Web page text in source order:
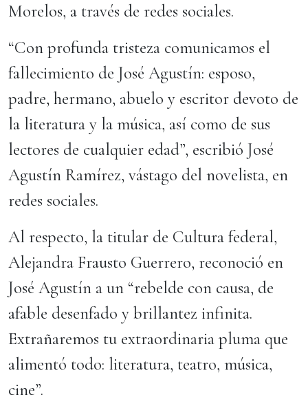
Morelos, a través de redes sociales.
“Con profunda tristeza comunicamos el
fallecimiento de José Agustín: esposo,
padre, hermano, abuelo y escritor devoto de
la literatura y la música, así como de sus
lectores de cualquier edad”, escribió José
Agustín Ramírez, vástago del novelista, en
redes sociales.
Al respecto, la titular de Cultura federal,
Alejandra Frausto Guerrero, reconoció en
José Agustín a un “rebelde con causa, de
afable desenfado y brillantez infinita.
Extrañaremos tu extraordinaria pluma que
alimentó todo: literatura, teatro, música,
cine”.